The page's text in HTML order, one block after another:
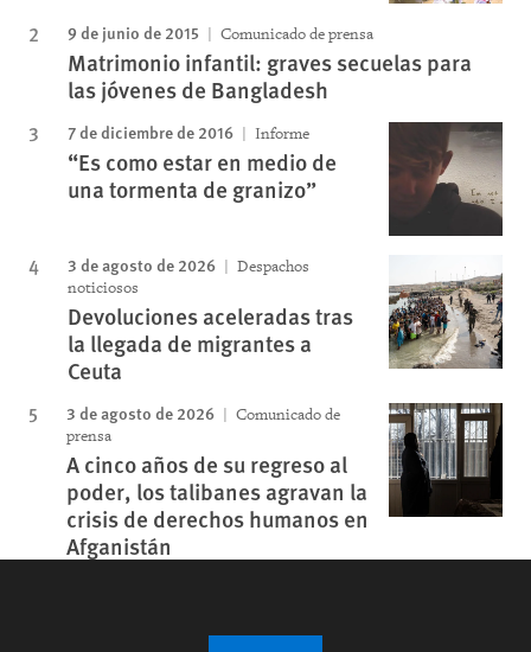
9 de junio de 2015 Comunicado de prensa
Matrimonio infantil: graves secuelas para
las jóvenes de Bangladesh
7 de diciembre de 2016 Informe
“Es como estar en medio de
una tormenta de granizo”
3 de agosto de 2026
Despachos
noticiosos
Devoluciones aceleradas tras
la llegada de migrantes a
Ceuta
3 de agosto de 2026
Comunicado de
prensa
A cinco años de su regreso al
poder, los talibanes agravan la
crisis de derechos humanos en
Afganistán